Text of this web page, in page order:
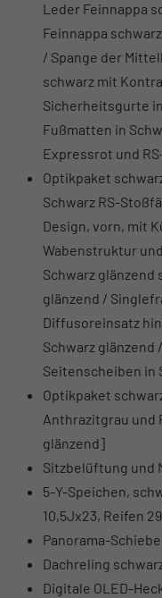
Leder Feinnappa
Feinnappa
/ Spange der
schwarz mit
Sicherheitsgurte
Fußmatten in
Expressrot und
Optikpaket
Schwarz RS-
Design, vorn, mit
Wabenstruktur
Schwarz
glänzend /
Diffusoreinsatz
Schwarz glänzend
Seitenscheiben in
Optikpaket
Anthrazitgrau und
glänzend]
Sitzbelüftung und
5-Y-Speichen,
10,5Jx23, Reifen
Panorama-
Dachreling
Digitale OLED-